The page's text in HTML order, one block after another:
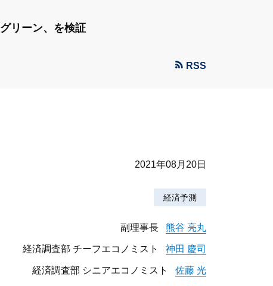
リーン、を検証
RSS
2021年08月20日
経済予測
副理事長 熊谷 亮丸
経済調査部 チーフエコノミスト 神田 慶司
経済調査部 シニアエコノミスト 佐藤 光